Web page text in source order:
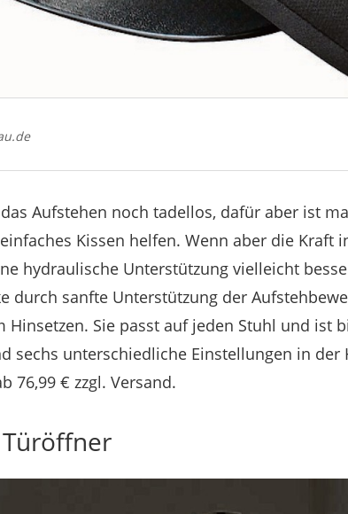
Aufstehen noch tadellos, dafür aber ist
Kissen helfen. Wenn aber die Kraft
hydraulische Unterstützung vielleicht
durch sanfte Unterstützung der
Hinsetzen. Sie passt auf jeden Stuhl und ist
sechs unterschiedliche Einstellungen in
76,99 € zzgl. Versand.